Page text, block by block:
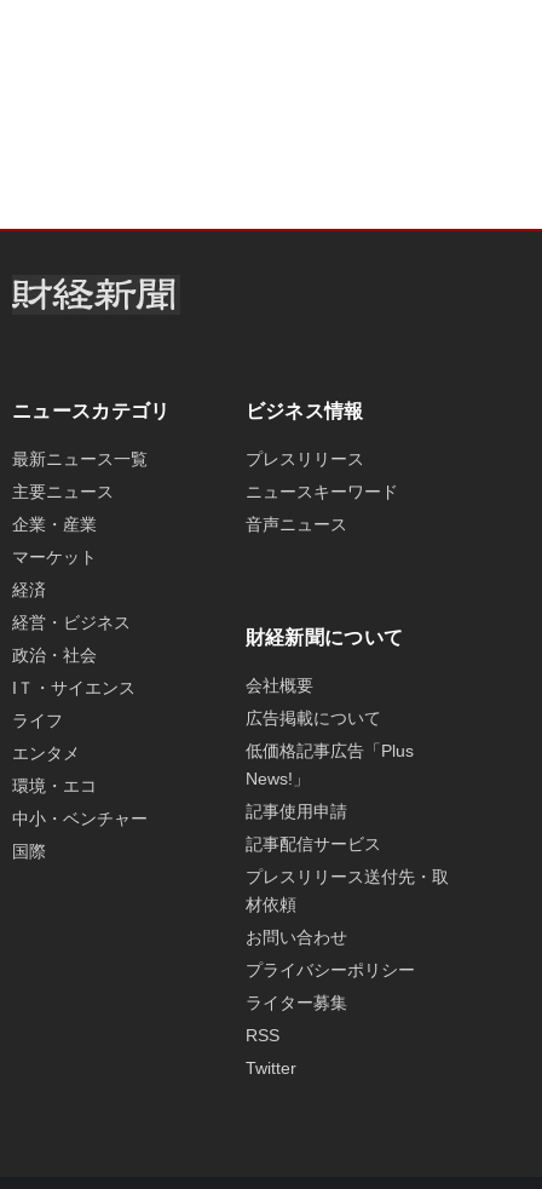
ニュースカテゴリ
最新ニュース一覧
主要ニュース
企業・産業
マーケット
経済
経営・ビジネス
政治・社会
IＴ・サイエンス
ライフ
エンタメ
環境・エコ
中小・ベンチャー
国際
ビジネス情報
プレスリリース
ニュースキーワード
音声ニュース
財経新聞について
会社概要
広告掲載について
低価格記事広告「Plus
News!」
記事使用申請
記事配信サービス
プレスリリース送付先・取
材依頼
お問い合わせ
プライバシーポリシー
ライター募集
RSS
Twitter